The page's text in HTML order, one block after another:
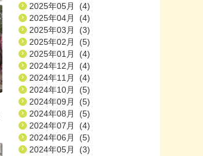
2025年05月 (4)
2025年04月 (4)
2025年03月 (3)
2025年02月 (5)
2025年01月 (4)
2024年12月 (4)
2024年11月 (4)
2024年10月 (5)
2024年09月 (5)
2024年08月 (5)
2024年07月 (4)
2024年06月 (5)
2024年05月 (3)